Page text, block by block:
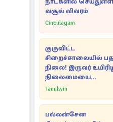
வசூல் விவரம்
Cineulagam
குருவிட்ட
சிறைச்சாலையில்
நிலை! இருவர்
நிலைமையை
கட்டுப்படுத்த
Tamilwin
பல்லன்சேன